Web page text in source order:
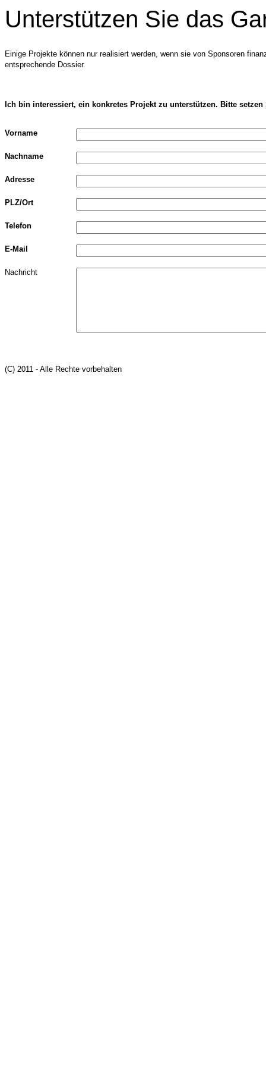
Unterstützen Sie das
Einige Projekte können nur realisiert werden, wenn sie von Sponsoren
entsprechende Dossier.
Ich bin interessiert, ein konkretes Projekt zu unterstützen. Bitte
Vorname
Nachname
Adresse
PLZ/Ort
Telefon
E-Mail
Nachricht
(C) 2011 - Alle Rechte vorbehalten